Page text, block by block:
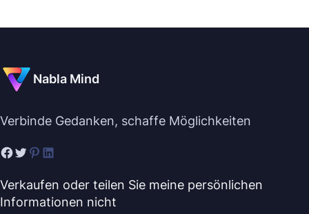
Nabla Mind
Verbinde Gedanken, schaffe Möglichkeiten
Verkaufen oder teilen Sie meine persönlichen
Informationen nicht